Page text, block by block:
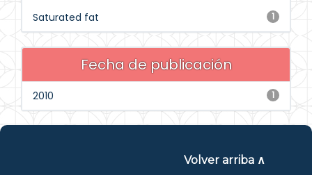
1
Saturated fat
Fecha de publicación
1
2010
Volver arriba ∧